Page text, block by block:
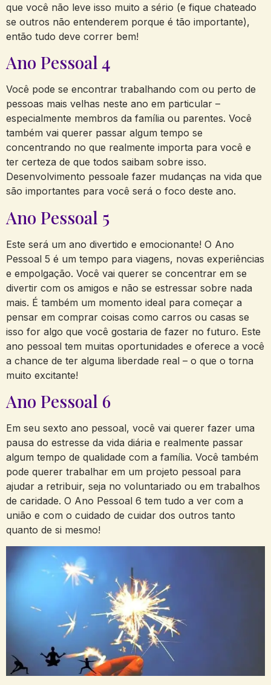
que você não leve isso muito a sério (e fique chateado
se outros não entenderem porque é tão importante),
então tudo deve correr bem!
Ano Pessoal 4
Você pode se encontrar trabalhando com ou perto de
pessoas mais velhas neste ano em particular –
especialmente membros da família ou parentes. Você
também vai querer passar algum tempo se
concentrando no que realmente importa para você e
ter certeza de que todos saibam sobre isso.
Desenvolvimento pessoale fazer mudanças na vida que
são importantes para você será o foco deste ano.
Ano Pessoal 5
Este será um ano divertido e emocionante! O Ano
Pessoal 5 é um tempo para viagens, novas experiências
e empolgação. Você vai querer se concentrar em se
divertir com os amigos e não se estressar sobre nada
mais. É também um momento ideal para começar a
pensar em comprar coisas como carros ou casas se
isso for algo que você gostaria de fazer no futuro. Este
ano pessoal tem muitas oportunidades e oferece a você
a chance de ter alguma liberdade real – o que o torna
muito excitante!
Ano Pessoal 6
Em seu sexto ano pessoal, você vai querer fazer uma
pausa do estresse da vida diária e realmente passar
algum tempo de qualidade com a família. Você também
pode querer trabalhar em um projeto pessoal para
ajudar a retribuir, seja no voluntariado ou em trabalhos
de caridade. O Ano Pessoal 6 tem tudo a ver com a
união e com o cuidado de cuidar dos outros tanto
quanto de si mesmo!